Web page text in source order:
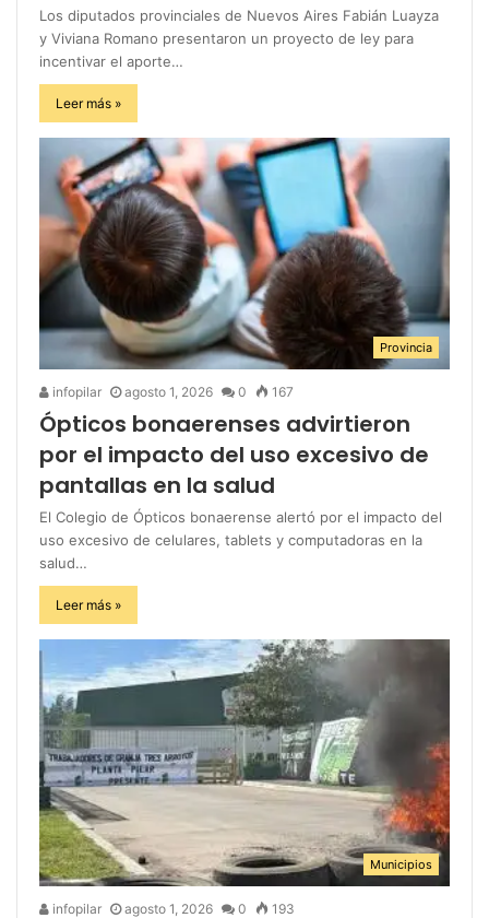
Los diputados provinciales de Nuevos Aires Fabián Luayza
y Viviana Romano presentaron un proyecto de ley para
incentivar el aporte…
Leer más »
Provincia
infopilar agosto 1, 2026 0 167
Ópticos bonaerenses advirtieron
por el impacto del uso excesivo de
pantallas en la salud
El Colegio de Ópticos bonaerense alertó por el impacto del
uso excesivo de celulares, tablets y computadoras en la
salud…
Leer más »
Municipios
infopilar agosto 1, 2026 0 193